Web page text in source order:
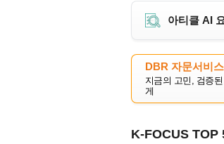
아티클 AI
DBR 자문서비스
지금의 고민, 검증
게
K-FOCUS TOP